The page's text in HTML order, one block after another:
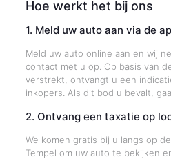
Hoe werkt het bij ons
1. Meld uw auto aan via de
Meld uw auto online aan en wij
contact met u op. Op basis van
verstrekt, ontvangt u een
inkopers. Als dit bod u bevalt,
2. Ontvang een taxatie op
We komen gratis bij u langs op
Tempel om uw auto te bekijken